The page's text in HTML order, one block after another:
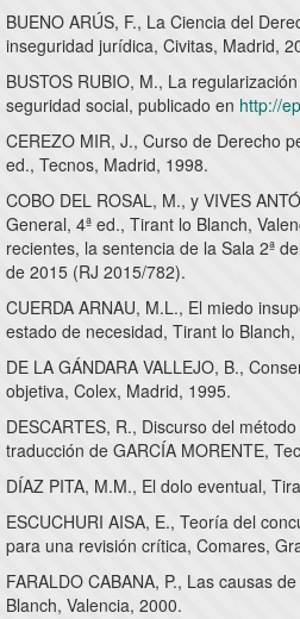
BUENO ARÚS, F., La Ciencia del
inseguridad jurídica, Civitas, Madrid,
BUSTOS RUBIO, M., La
seguridad social, publicado en http://
CEREZO MIR, J., Curso de Derecho
ed., Tecnos, Madrid, 1998.
COBO DEL ROSAL, M., y VIVES
General, 4ª ed., Tirant lo Blanch,
recientes, la sentencia de la Sala 2ª
de 2015 (RJ 2015/782).
CUERDA ARNAU, M.L., El miedo
estado de necesidad, Tirant lo Blanch,
DE LA GÁNDARA VALLEJO, B.,
objetiva, Colex, Madrid, 1995.
DESCARTES, R., Discurso del
traducción de GARCÍA MORENTE,
DÍAZ PITA, M.M., El dolo eventual,
ESCUCHURI AISA, E., Teoría del
para una revisión crítica, Comares,
FARALDO CABANA, P., Las causas
Blanch, Valencia, 2000.